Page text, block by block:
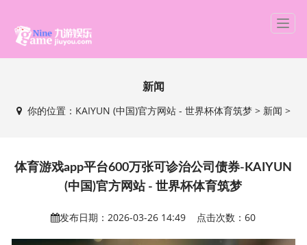
T
g
n
i
g
o
新闻
你的位置： KAIYUN (中国)官方网站 - 世界杯体育筑梦> 新闻 >
体育游戏app平台600万张可诊治公司债券-KAIYUN
(中国)官方网站 - 世界杯体育筑梦
发布日期：2026-03-26 14:49 点击次数：60